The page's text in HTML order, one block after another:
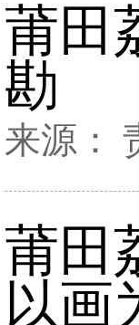
莆田
勘
来源：
莆田
以画